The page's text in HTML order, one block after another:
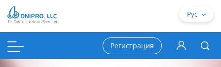
Рус
Регистрация